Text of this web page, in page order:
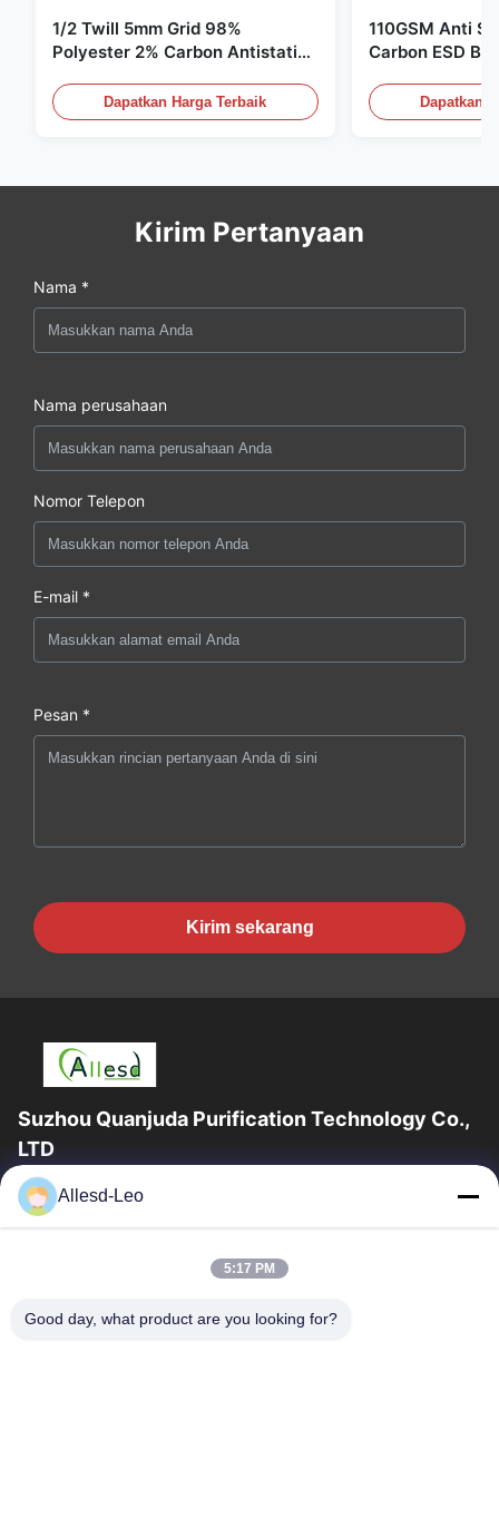
1/2 Twill 5mm Grid 98%
Polyester 2% Carbon Antistatic
Dapatkan Harga Terbaik
110GSM Anti
Carbon ESD
Dapatkan
Kirim Pertanyaan
Nama *
Nama perusahaan
Nomor Telepon
E-mail *
Pesan *
Kirim sekarang
Suzhou Quanjuda Purification Technology Co.,
LTD
Pengalaman 16 tahun, Sebagai produsen dan pengekspor
produk ESD & Cleanroom terkemuka, kami menawarkan jajaran
Rumah
Produk
Allesd-Leo
5:17 PM
Good day, what product are you looking for?